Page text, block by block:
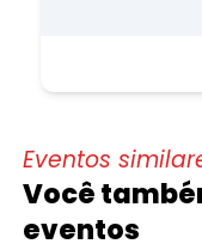
Eventos
Você
eventos